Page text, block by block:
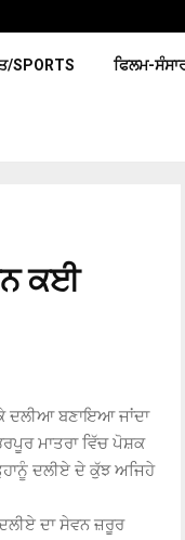
SPORTS ਫਿਲਮ-
ਕਈ
ਦਲੀਆ ਬਣਾਇਆ ਜਾਂਦਾ
ਮਾਤਰਾ ਵਿੱਚ ਪੋਸ਼ਕ
ਦਲੀਏ ਦੇ ਕੁੱਝ ਅਜਿਹੇ
ਦਾ ਸੇਵਨ ਜ਼ਰੂਰ